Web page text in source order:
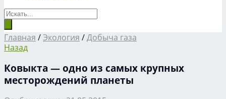
Главная /Экология /Добыча газа
Назад
Ковыкта — одно из самых крупных
месторождений планеты